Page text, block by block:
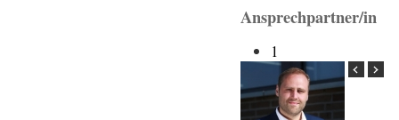
Ansprechpartner/in
1